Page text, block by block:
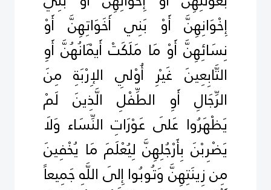
إِخْوَانِهِنَّ أَوْ بَنِي أَخَوَاتِهِنَّ أَوْ
نِسَائِهِنَّ أَوْ مَا مَلَكَتْ أَيْمَانُهُنَّ أَوِ
التَّابِعِينَ غَيْرِ أُوْلِي الإِرْبَةِ مِنَ
الرِّجَالِ أَوِ الطِّفْلِ الَّذِينَ لَمْ
يَظْهَرُوا عَلَى عَوْرَاتِ النِّسَاء وَلَا
يَضْرِبْنَ بِأَرْجُلِهِنَّ لِيُعْلَمَ مَا يُخْفِينَ
مِن زِينَتِهِنَّ وَتُوبُوا إِلَى اللَّهِ جَمِيعاً